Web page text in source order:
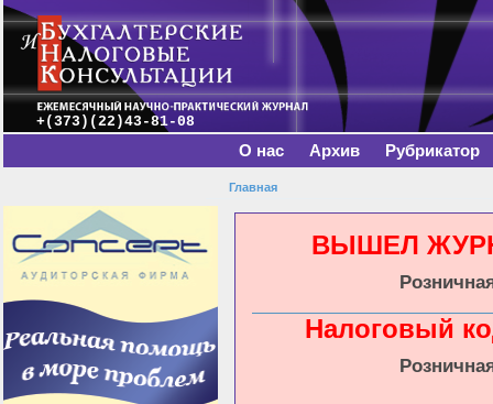
+(373)(22)43-81-08
Главное меню
О нас Архив Рубрикатор
Вы здесь
Главная
ВЫШЕЛ
Налоговый